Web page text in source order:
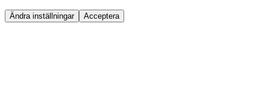
Ändra inställningar Acceptera